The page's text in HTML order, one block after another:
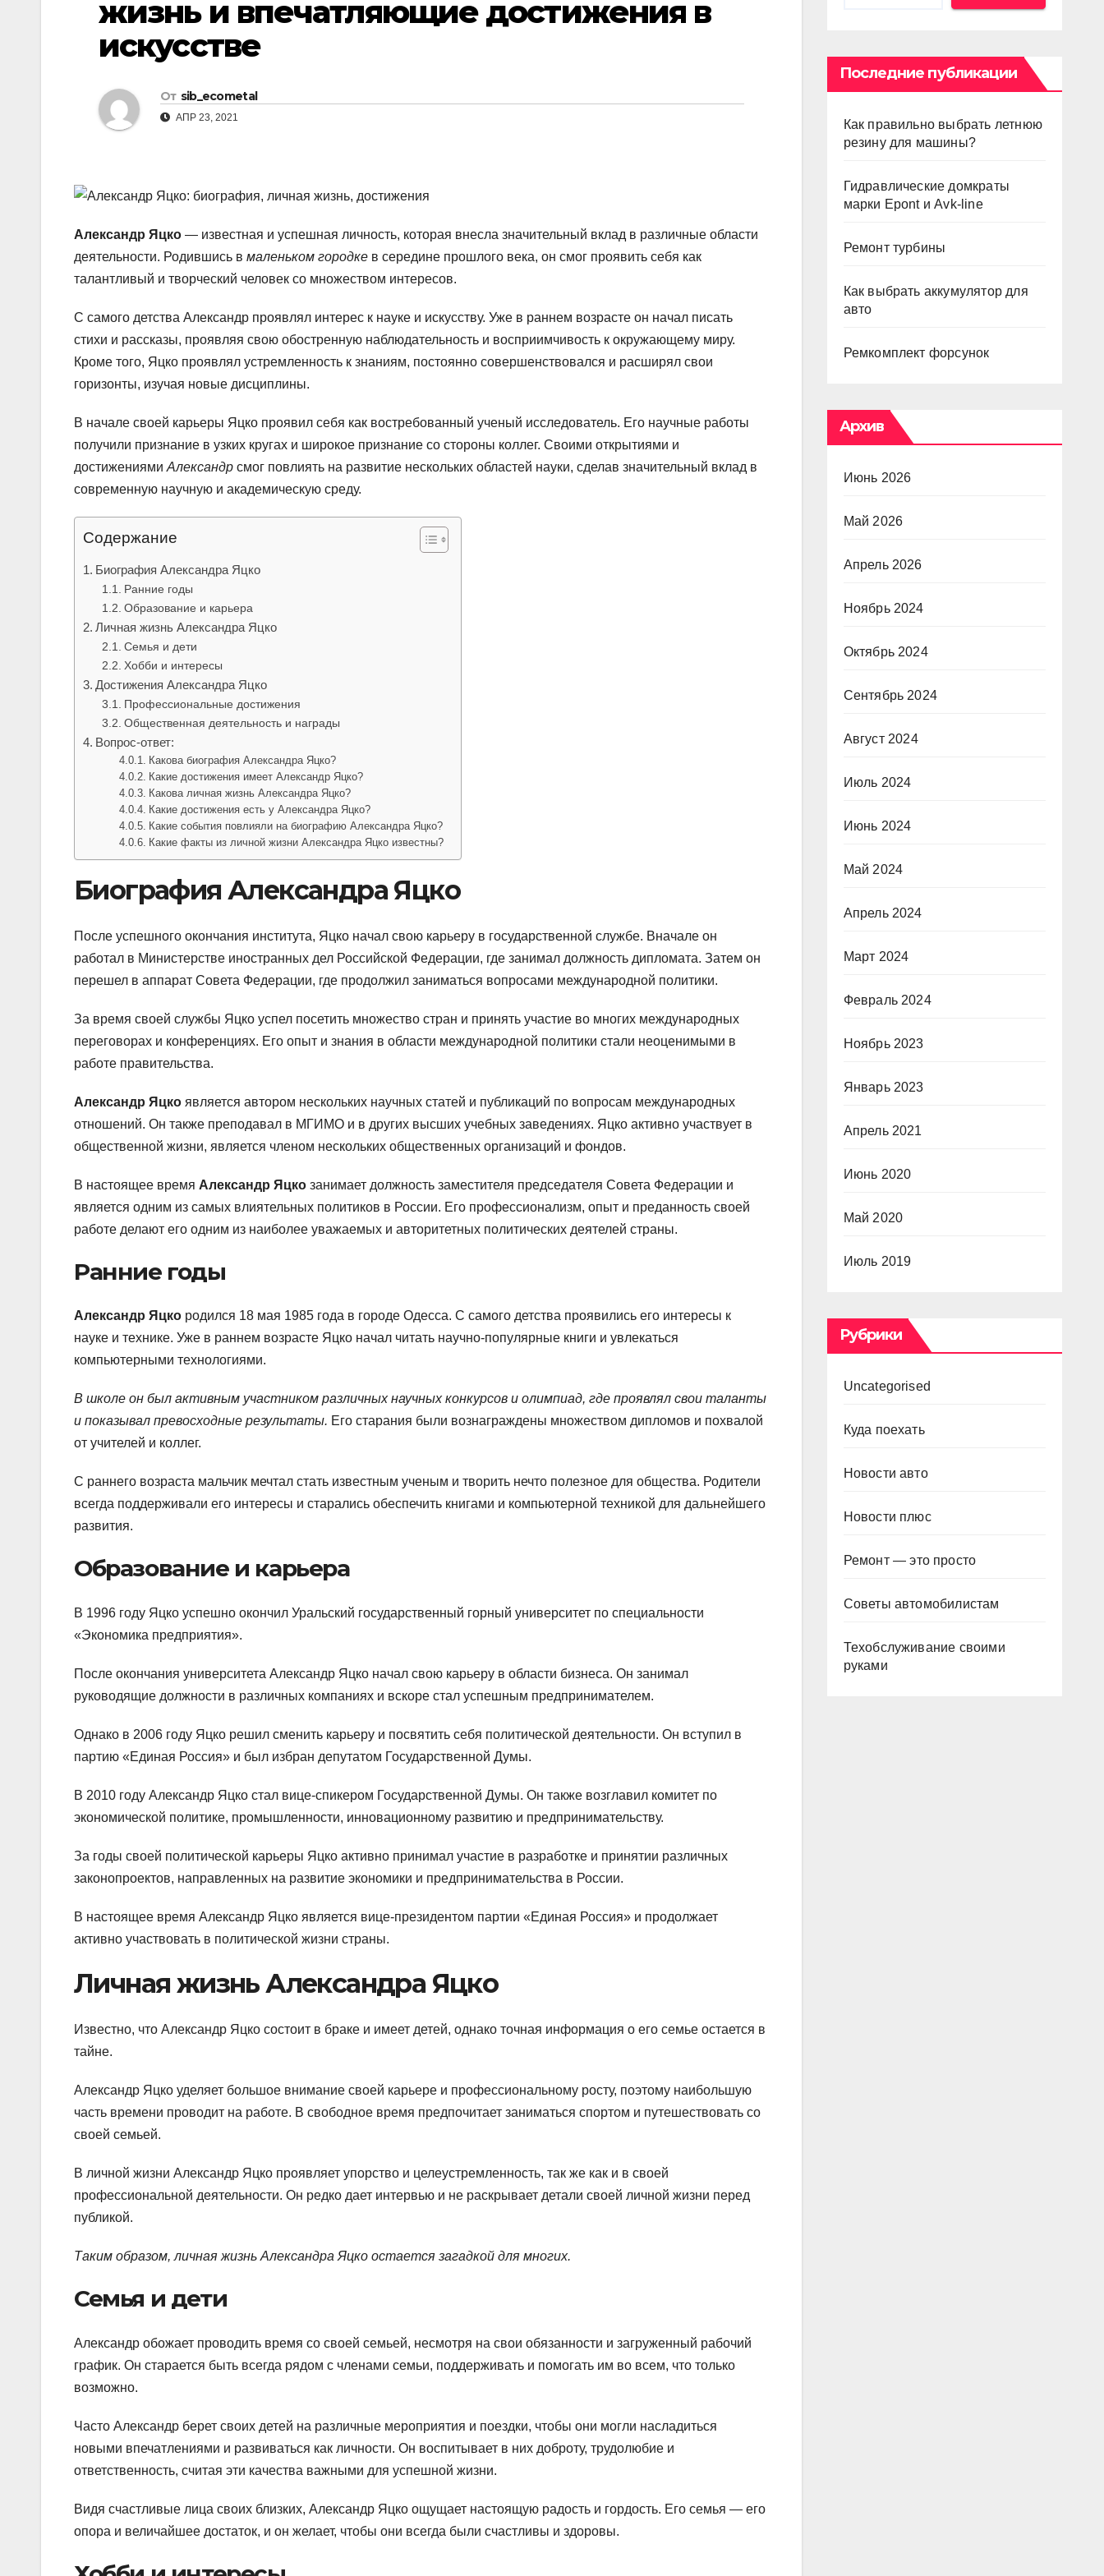
жизнь и впечатляющие достижения в
искусстве
От sib_ecometal
АПР 23, 2021
Александр Яцко — известная и успешная личность, которая внесла значительный вклад в различные области
деятельности. Родившись в маленьком городке в середине прошлого века, он смог проявить себя как
талантливый и творческий человек со множеством интересов.
С самого детства Александр проявлял интерес к науке и искусству. Уже в раннем возрасте он начал писать
стихи и рассказы, проявляя свою обостренную наблюдательность и восприимчивость к окружающему миру.
Кроме того, Яцко проявлял устремленность к знаниям, постоянно совершенствовался и расширял свои
горизонты, изучая новые дисциплины.
В начале своей карьеры Яцко проявил себя как востребованный ученый исследователь. Его научные работы
получили признание в узких кругах и широкое признание со стороны коллег. Своими открытиями и
достижениями Александр смог повлиять на развитие нескольких областей науки, сделав значительный вклад в
современную научную и академическую среду.
Содержание
Биография Александра Яцко
Ранние годы
Образование и карьера
Личная жизнь Александра Яцко
Семья и дети
Хобби и интересы
Достижения Александра Яцко
Профессиональные достижения
Общественная деятельность и награды
Вопрос-ответ:
Какова биография Александра Яцко?
Какие достижения имеет Александр Яцко?
Какова личная жизнь Александра Яцко?
Какие достижения есть у Александра Яцко?
Какие события повлияли на биографию Александра Яцко?
Какие факты из личной жизни Александра Яцко известны?
Биография Александра Яцко
После успешного окончания института, Яцко начал свою карьеру в государственной службе. Вначале он
работал в Министерстве иностранных дел Российской Федерации, где занимал должность дипломата. Затем он
перешел в аппарат Совета Федерации, где продолжил заниматься вопросами международной политики.
За время своей службы Яцко успел посетить множество стран и принять участие во многих международных
переговорах и конференциях. Его опыт и знания в области международной политики стали неоценимыми в
работе правительства.
Александр Яцко является автором нескольких научных статей и публикаций по вопросам международных
отношений. Он также преподавал в МГИМО и в других высших учебных заведениях. Яцко активно участвует в
общественной жизни, является членом нескольких общественных организаций и фондов.
В настоящее время Александр Яцко занимает должность заместителя председателя Совета Федерации и
является одним из самых влиятельных политиков в России. Его профессионализм, опыт и преданность своей
работе делают его одним из наиболее уважаемых и авторитетных политических деятелей страны.
Ранние годы
Александр Яцко родился 18 мая 1985 года в городе Одесса. С самого детства проявились его интересы к
науке и технике. Уже в раннем возрасте Яцко начал читать научно-популярные книги и увлекаться
компьютерными технологиями.
В школе он был активным участником различных научных конкурсов и олимпиад, где проявлял свои таланты
и показывал превосходные результаты. Его старания были вознаграждены множеством дипломов и похвалой
от учителей и коллег.
С раннего возраста мальчик мечтал стать известным ученым и творить нечто полезное для общества. Родители
всегда поддерживали его интересы и старались обеспечить книгами и компьютерной техникой для дальнейшего
развития.
Образование и карьера
В 1996 году Яцко успешно окончил Уральский государственный горный университет по специальности
«Экономика предприятия».
После окончания университета Александр Яцко начал свою карьеру в области бизнеса. Он занимал
руководящие должности в различных компаниях и вскоре стал успешным предпринимателем.
Однако в 2006 году Яцко решил сменить карьеру и посвятить себя политической деятельности. Он вступил в
партию «Единая Россия» и был избран депутатом Государственной Думы.
В 2010 году Александр Яцко стал вице-спикером Государственной Думы. Он также возглавил комитет по
экономической политике, промышленности, инновационному развитию и предпринимательству.
За годы своей политической карьеры Яцко активно принимал участие в разработке и принятии различных
законопроектов, направленных на развитие экономики и предпринимательства в России.
В настоящее время Александр Яцко является вице-президентом партии «Единая Россия» и продолжает
активно участвовать в политической жизни страны.
Личная жизнь Александра Яцко
Известно, что Александр Яцко состоит в браке и имеет детей, однако точная информация о его семье остается в
тайне.
Александр Яцко уделяет большое внимание своей карьере и профессиональному росту, поэтому наибольшую
часть времени проводит на работе. В свободное время предпочитает заниматься спортом и путешествовать со
своей семьей.
В личной жизни Александр Яцко проявляет упорство и целеустремленность, так же как и в своей
профессиональной деятельности. Он редко дает интервью и не раскрывает детали своей личной жизни перед
публикой.
Таким образом, личная жизнь Александра Яцко остается загадкой для многих.
Семья и дети
Александр обожает проводить время со своей семьей, несмотря на свои обязанности и загруженный рабочий
график. Он старается быть всегда рядом с членами семьи, поддерживать и помогать им во всем, что только
возможно.
Часто Александр берет своих детей на различные мероприятия и поездки, чтобы они могли насладиться
новыми впечатлениями и развиваться как личности. Он воспитывает в них доброту, трудолюбие и
ответственность, считая эти качества важными для успешной жизни.
Видя счастливые лица своих близких, Александр Яцко ощущает настоящую радость и гордость. Его семья — его
опора и величайшее достаток, и он желает, чтобы они всегда были счастливы и здоровы.
Последние публикации
Как правильно выбрать летнюю
резину для машины?
Гидравлические домкраты
марки Epont и Avk-line
Ремонт турбины
Как выбрать аккумулятор для
авто
Ремкомплект форсунок
Архив
Июнь 2026
Май 2026
Апрель 2026
Ноябрь 2024
Октябрь 2024
Сентябрь 2024
Август 2024
Июль 2024
Июнь 2024
Май 2024
Апрель 2024
Март 2024
Февраль 2024
Ноябрь 2023
Январь 2023
Апрель 2021
Июнь 2020
Май 2020
Июль 2019
Рубрики
Uncategorised
Куда поехать
Новости авто
Новости плюс
Ремонт — это просто
Советы автомобилистам
Техобслуживание своими
руками